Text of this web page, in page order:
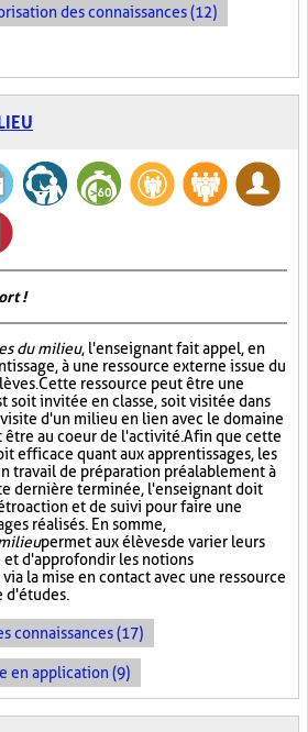
des connaissances (12)
!
du milieu, l'enseignant fait appel, en
à une ressource externe issue du
Cette ressource peut être une
soit invitée en classe, soit visitée dans
d'un milieu en lien avec le domaine
au coeur de l'activité. Afin que cette
efficace quant aux apprentissages, les
travail de préparation préalablement à
dernière terminée, l'enseignant doit
et de suivi pour faire une
réalisés. En somme,
permet aux élèves de varier leurs
et d'approfondir les notions
la mise en contact avec une ressource
d'études.
connaissances (17)
en application (9)